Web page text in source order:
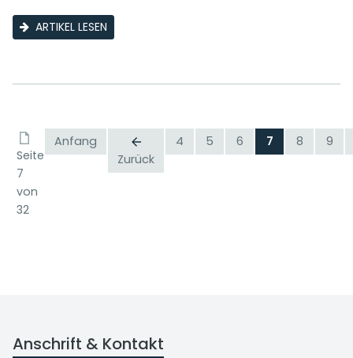
ARTIKEL LESEN
Seite
7
von
32
Anfang
Zurück
4 5 6 7 8 9
Anschrift & Kontakt